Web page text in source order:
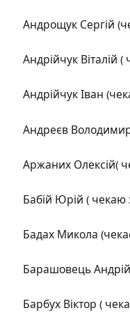
Андрощук Сергій
Андрійчук Віталій
Андрійчук Іван
Андреєв
Аржаних Олексій(
Бабій Юрій ( чекаю
Бадах Микола
Барашовець
Барбух Віктор (